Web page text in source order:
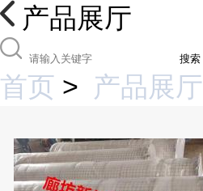
产品展厅
搜索
首页 > 产品展厅